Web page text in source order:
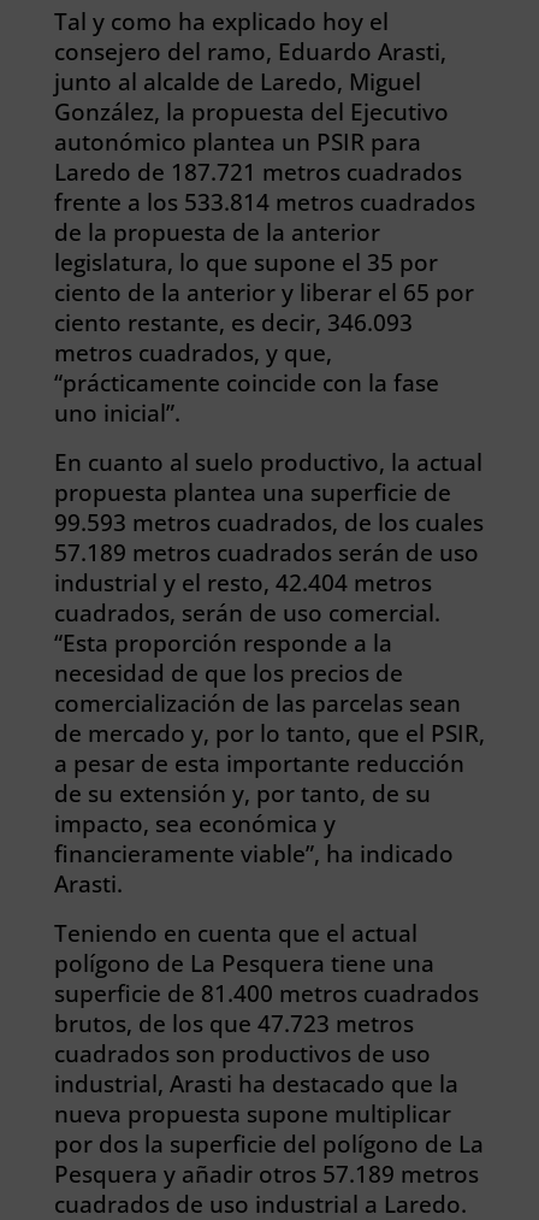
Tal y como ha explicado hoy el
consejero del ramo, Eduardo Arasti,
junto al alcalde de Laredo, Miguel
González, la propuesta del Ejecutivo
autonómico plantea un PSIR para
Laredo de 187.721 metros cuadrados
frente a los 533.814 metros cuadrados
de la propuesta de la anterior
legislatura, lo que supone el 35 por
ciento de la anterior y liberar el 65 por
ciento restante, es decir, 346.093
metros cuadrados, y que,
“prácticamente coincide con la fase
uno inicial”.
En cuanto al suelo productivo, la actual
propuesta plantea una superficie de
99.593 metros cuadrados, de los cuales
57.189 metros cuadrados serán de uso
industrial y el resto, 42.404 metros
cuadrados, serán de uso comercial.
“Esta proporción responde a la
necesidad de que los precios de
comercialización de las parcelas sean
de mercado y, por lo tanto, que el PSIR,
a pesar de esta importante reducción
de su extensión y, por tanto, de su
impacto, sea económica y
financieramente viable”, ha indicado
Arasti.
Teniendo en cuenta que el actual
polígono de La Pesquera tiene una
superficie de 81.400 metros cuadrados
brutos, de los que 47.723 metros
cuadrados son productivos de uso
industrial, Arasti ha destacado que la
nueva propuesta supone multiplicar
por dos la superficie del polígono de La
Pesquera y añadir otros 57.189 metros
cuadrados de uso industrial a Laredo.